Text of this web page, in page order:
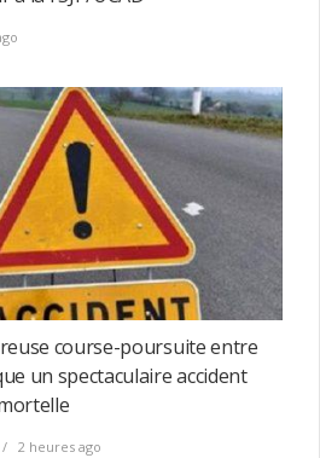
course-poursuite entre
un spectaculaire accident
2 heures ago